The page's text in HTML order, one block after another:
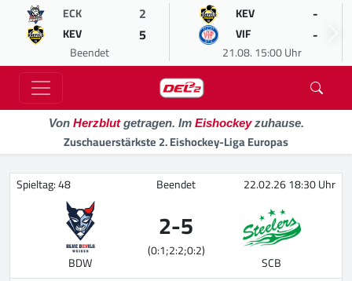
ECK 2
KEV 5
Beendet
KEV -
VIF -
21.08. 15:00 Uhr
Von Herzblutgetragen. Im Eishockeyzuhause.
Zuschauerstärkste 2. Eishockey-Liga Europas
Spieltag: 48 Beendet 22.02.26 18:30 Uhr
BDW
2-5
(0:1;2:2;0:2)
SCB